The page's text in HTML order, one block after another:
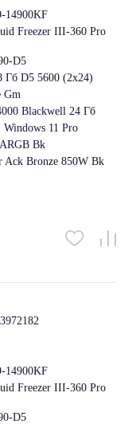
14900KF
Freezer III-360 Pro
D5
Гб D5 5600 (2х24)
Gm
Blackwell 24 Гб
Windows 11 Pro
Bk
Ack Bronze 850W Bk
14900KF
Freezer III-360 Pro
D5